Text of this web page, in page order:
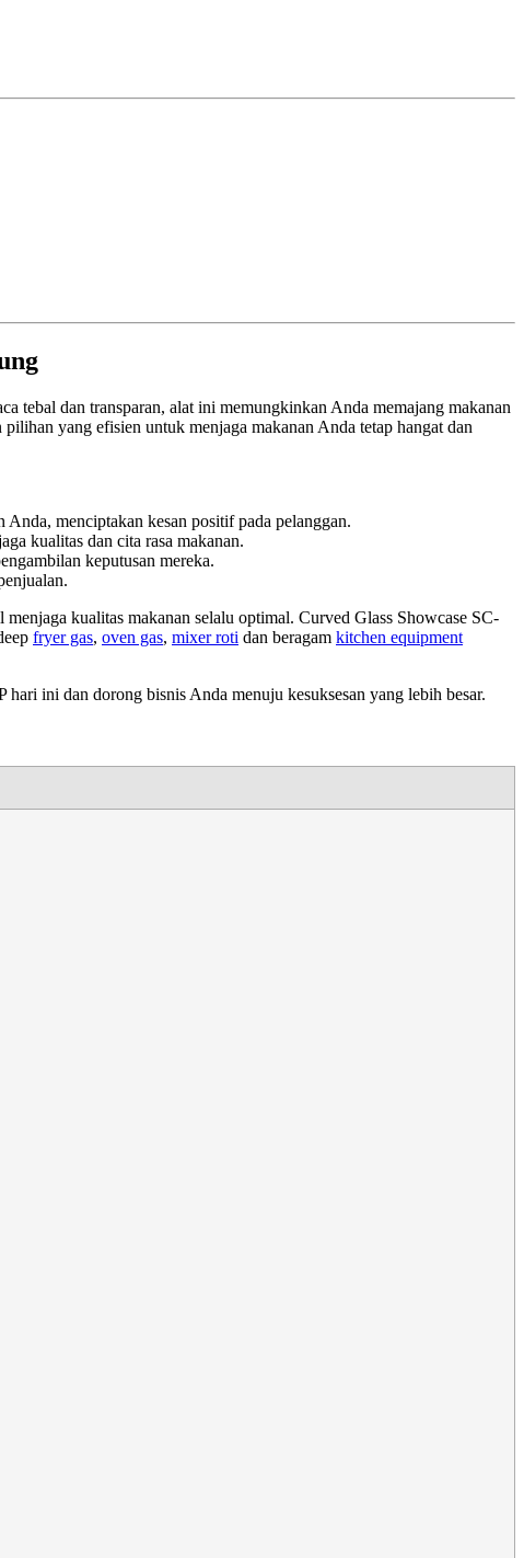
tebal dan transparan, alat ini memungkinkan Anda memajang makanan
yang efisien untuk menjaga makanan Anda tetap hangat dan
menciptakan kesan positif pada pelanggan.
kualitas dan cita rasa makanan.
keputusan mereka.
kualitas makanan selalu optimal. Curved Glass Showcase SC-
fryer gas, oven gas, mixer roti dan beragam kitchen equipment
ini dan dorong bisnis Anda menuju kesuksesan yang lebih besar.